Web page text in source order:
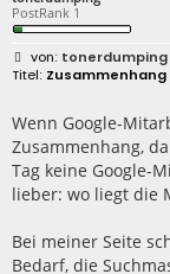
PostRank 1
B
e
r
a
g
tonerdumping
Zusammenhang
Wenn Google-
Zusammenhang,
Tag keine Google-
lieber: wo liegt die
Bei meiner Seite
Bedarf, die